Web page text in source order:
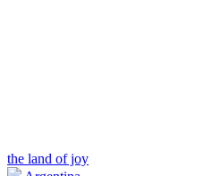
the land of joy